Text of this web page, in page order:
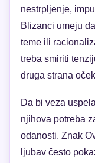
nestrpljenje,
Blizanci umeju
teme ili
treba smiriti
druga strana
Da bi veza
njihova potreba
odanosti. Znak
ljubav često